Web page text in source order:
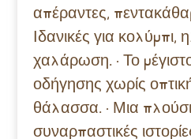
απέραντες,
Ιδανικές για κολύμπι,
χαλάρωση. · Το
οδήγησης χωρίς
θάλασσα. · Μια
συναρπαστικές